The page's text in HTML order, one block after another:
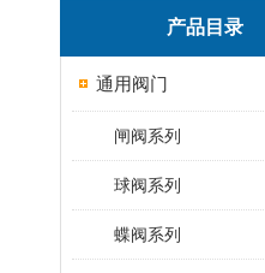
产品目录
通用阀门
闸阀系列
球阀系列
蝶阀系列